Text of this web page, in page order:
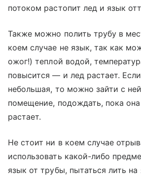
потоком растопит лед и язык
Также можно полить трубу в
коем случае не язык, так как
ожог!) теплой водой,
повысится — и лед растает.
небольшая, то можно зайти с
помещение, подождать, пока
растает.
Не стоит ни в коем случае
использовать какой-либо
язык от трубы, пытаться лить